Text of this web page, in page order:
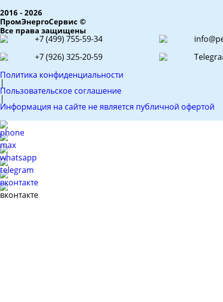
2016 - 2026
ПромЭнергоСервис ©
Все права защищены
+7 (499) 755-59-34
+7 (926) 325-20-59
Политика конфиденциальности
|
Пользовательское соглашение
|
Информация на сайте не является публичной офертой